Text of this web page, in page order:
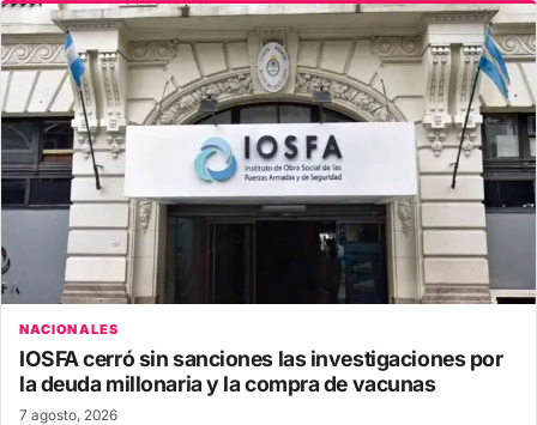
NACIONALES
IOSFA cerró sin sanciones las investigaciones por
la deuda millonaria y la compra de vacunas
7 agosto, 2026